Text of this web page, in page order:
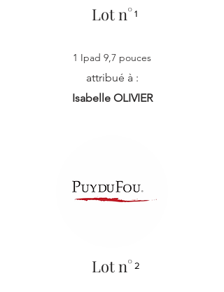
Lot n° 1
1 Ipad 9,7 pouces
attribué à :
Isabelle OLIVIER
Lot n° 2